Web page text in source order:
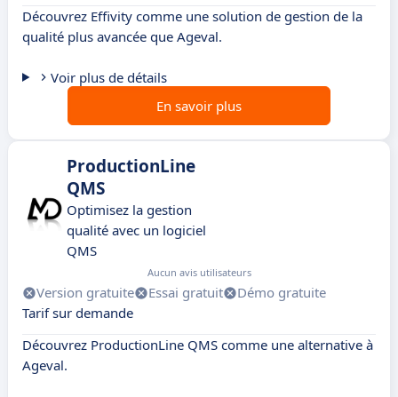
Découvrez Effivity comme une solution de gestion de la
qualité plus avancée que Ageval.
Voir plus de détails
En savoir plus
ProductionLine
QMS
Optimisez la gestion
qualité avec un logiciel
QMS
Aucun avis utilisateurs
Version gratuite Essai gratuit
Démo gratuite
Tarif sur demande
Découvrez ProductionLine QMS comme une alternative à
Ageval.